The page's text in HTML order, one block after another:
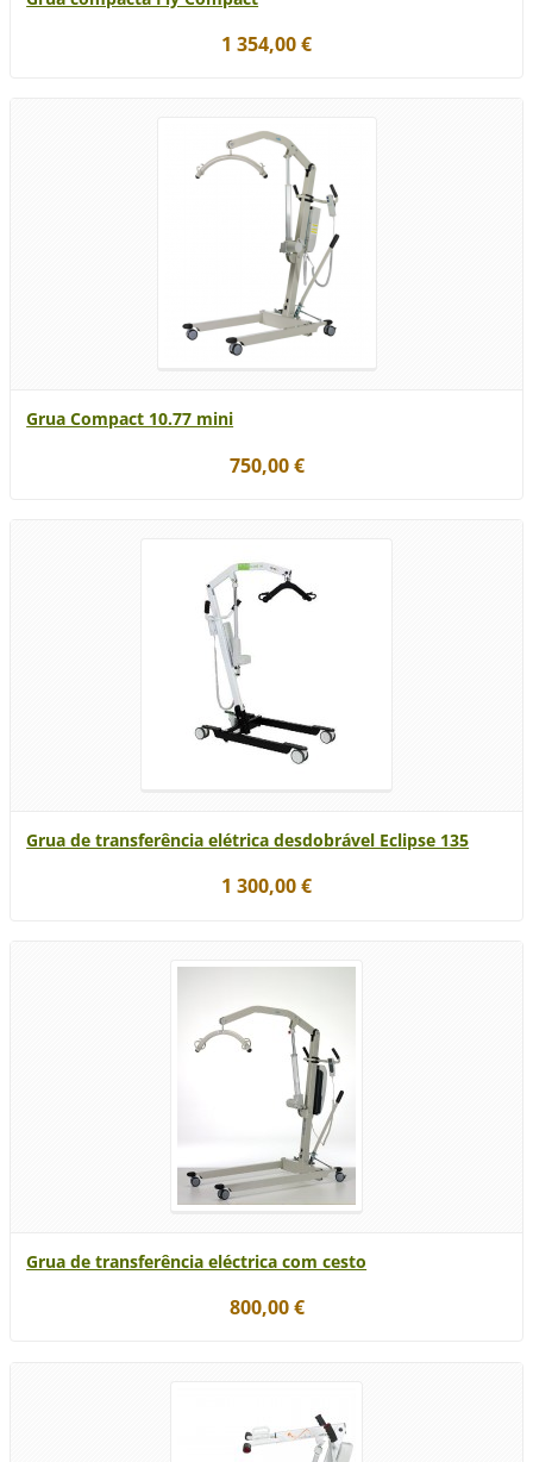
1 354,00 €
Grua Compact 10.77 mini
750,00 €
Grua de transferência elétrica desdobrável Eclipse 135
1 300,00 €
Grua de transferência eléctrica com cesto
800,00 €